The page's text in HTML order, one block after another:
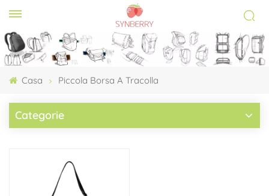
Casa Piccola Borsa A Tracolla
Categorie